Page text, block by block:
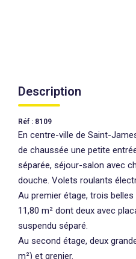
Description
Réf : 8109
En centre-ville de Saint-
de chaussée une petite
séparée, séjour-salon avec
douche. Volets roulants
Au premier étage, trois
11,80 m² dont deux avec
suspendu séparé.
Au second étage, deux
m²) et grenier.